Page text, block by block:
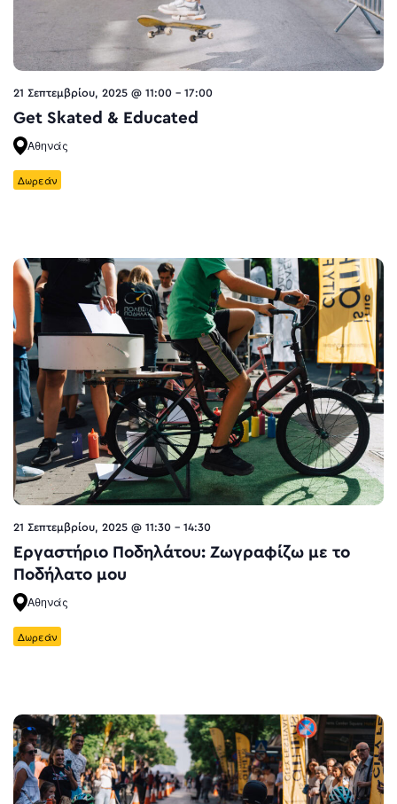
21 Σεπτεμβρίου, 2025 @ 11:00 - 17:00
Get Skated & Educated
Αθηνάς
Δωρεάν
21 Σεπτεμβρίου, 2025 @ 11:30 - 14:30
Εργαστήριο Ποδηλάτου: Ζωγραφίζω με το
Ποδήλατο μου
Αθηνάς
Δωρεάν